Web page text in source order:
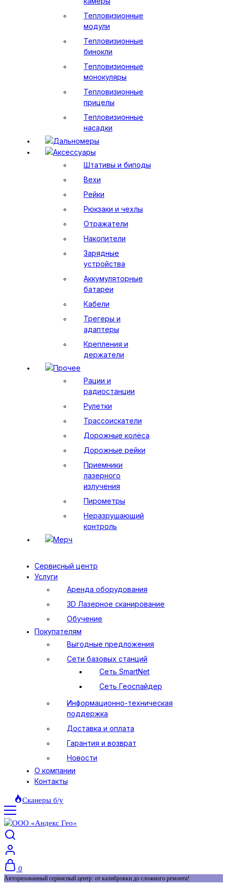
Тепловизионные
модули
Тепловизионные
бинокли
Тепловизионные
монокуляры
Тепловизионные
прицелы
Тепловизионные
насадки
Дальномеры
Аксессуары
Штативы и биподы
Вехи
Рейки
Рюкзаки и чехлы
Отражатели
Накопители
Зарядные
устройства
Аккумуляторные
батареи
Кабели
Трегеры и
адаптеры
Крепления и
держатели
Прочее
Рации и
радиостанции
Рулетки
Трассоискатели
Дорожные колёса
Дорожные рейки
Приемники
лазерного
излучения
Пирометры
Неразрушающий
контроль
Мерч
Сервисный центр
Услуги
Аренда оборудования
3D Лазерное сканирование
Обучение
Покупателям
Выгодные предложения
Сети базовых станций
Сеть SmartNet
Сеть Геоспайдер
Информационно-техническая
поддержка
Доставка и оплата
Гарантия и возврат
Новости
О компании
Контакты
Сканеры б/у
0
Авторизованный сервисный центр: от калибровки до сложного ремонта!